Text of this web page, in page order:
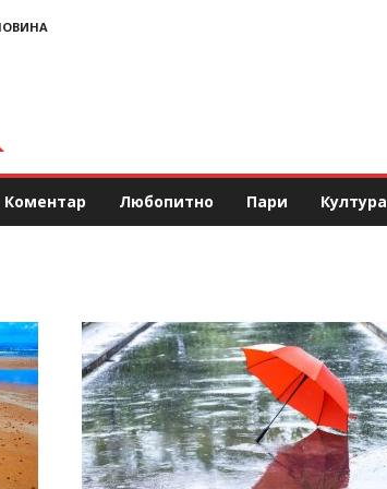
Коментар Любопитно Пари Култура